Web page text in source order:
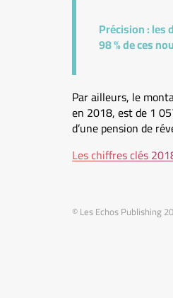
Précision :les
98 % de ces
Par ailleurs, le
en 2018, est de 1
d’une pension de
Les chiffres clés
© Les Echos Publishing